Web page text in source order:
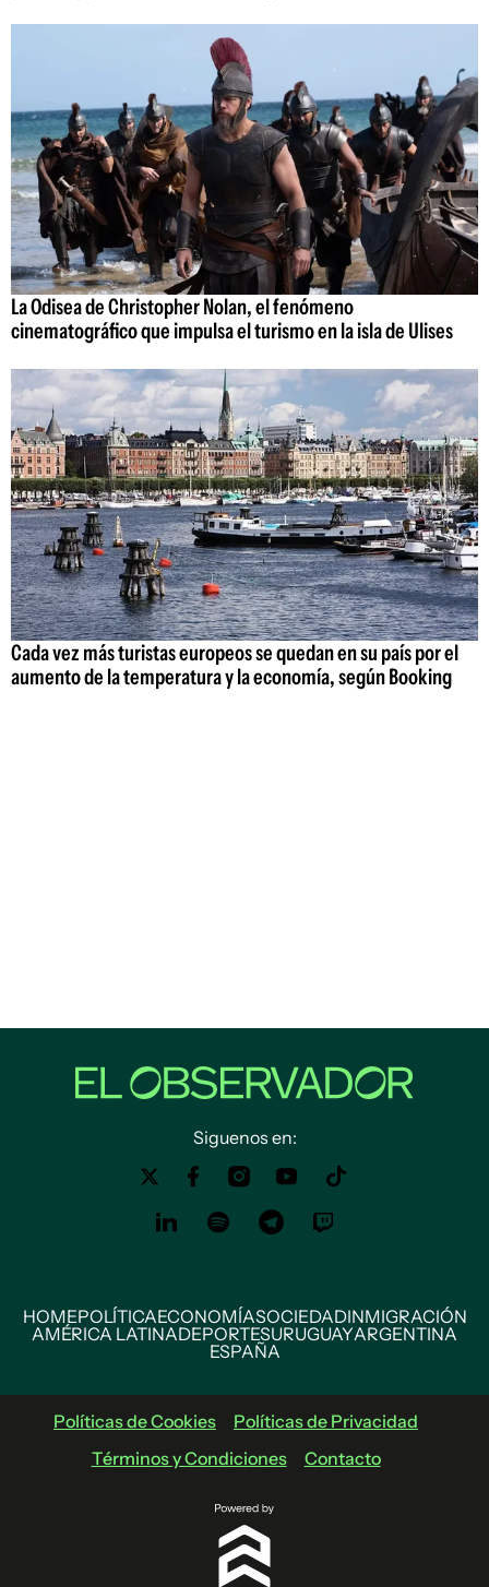
La Odisea de Christopher Nolan, el fenómeno
cinematográfico que impulsa el turismo en la isla de Ulises
Cada vez más turistas europeos se quedan en su país por el
aumento de la temperatura y la economía, según Booking
Siguenos en:
HOMEPOLÍTICAECONOMÍASOCIEDADINMIGRACIÓN
AMÉRICA LATINADEPORTESURUGUAYARGENTINA
ESPAÑA
Políticas de Cookies
Políticas de Privacidad
Términos y Condiciones
Contacto